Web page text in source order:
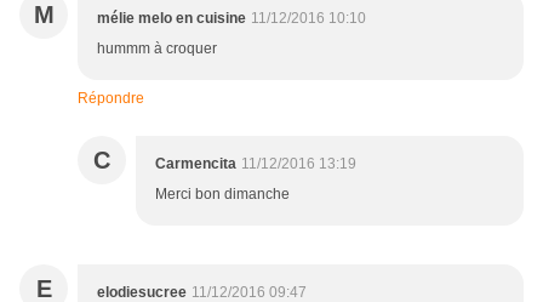
M mélie melo en cuisine 11/12/2016 10:10
hummm à croquer
Répondre
C Carmencita 11/12/2016 13:19
Merci bon dimanche
E elodiesucree 11/12/2016 09:47